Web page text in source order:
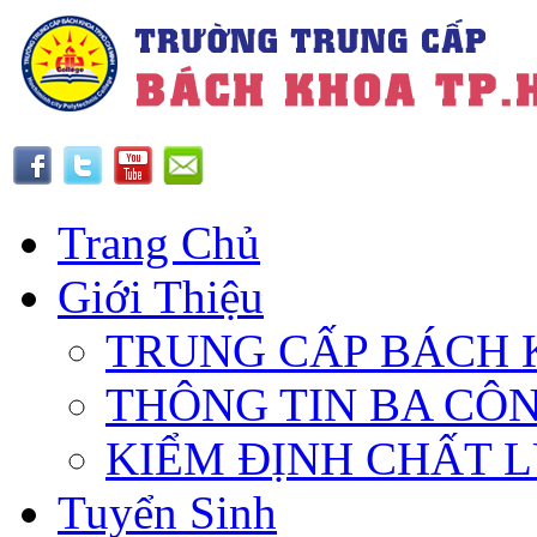
Trang Chủ
Giới Thiệu
TRUNG CẤP BÁCH
THÔNG TIN BA
KIỂM ĐỊNH CHẤT
Tuyển Sinh